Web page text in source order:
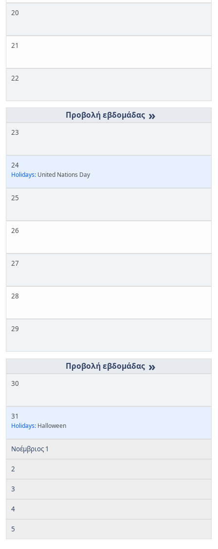
20
21
22
»
23
24
Holidays: United Nations Day
25
26
27
28
29
»
30
31
Holidays: Halloween
Νοέμβριος 1
2
3
4
5